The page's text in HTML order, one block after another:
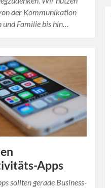
der Kommunikation
und Familie bis hin…
Apps
sollten gerade Business-